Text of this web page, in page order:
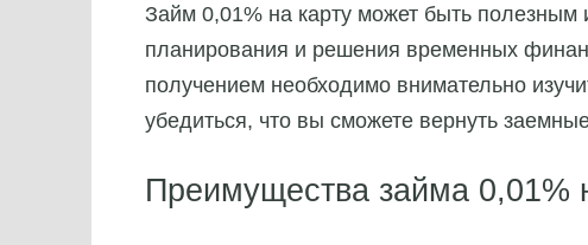
Займ 0,01% на карту может быть
планирования и решения временных
получением необходимо внимательно
убедиться, что вы сможете вернуть
Преимущества займа 0,01%